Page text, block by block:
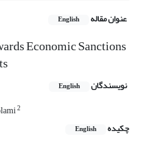
عنوان مقاله English
Economic Sanctions
نویسندگان English
2
چکیده English